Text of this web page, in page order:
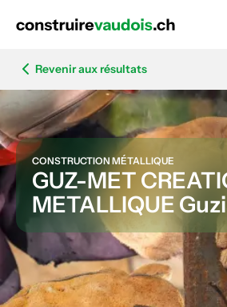
Revenir aux résultats
CONSTRUCTION MÉTALLIQUE
GUZ-MET
METALLIQUE